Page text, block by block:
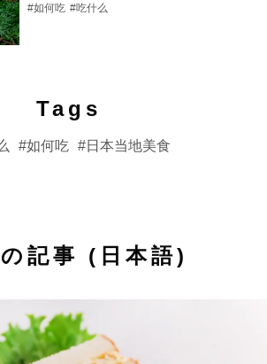
#如何吃 #吃什么
Tags
如何吃 日本当地美食
記事 (日本語)